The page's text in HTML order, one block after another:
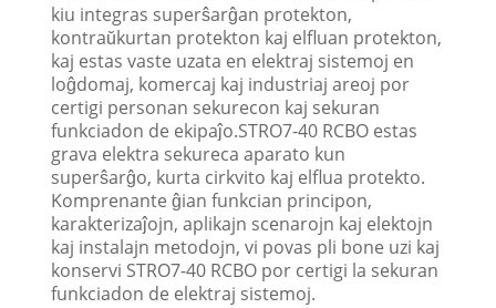
kiu integras superŝarĝan protekton,
kontraŭkurtan protekton kaj elfluan protekton,
kaj estas vaste uzata en elektraj sistemoj en
loĝdomaj, komercaj kaj industriaj areoj por
certigi personan sekurecon kaj sekuran
funkciadon de ekipaĵo.STRO7-40 RCBO estas
grava elektra sekureca aparato kun
superŝarĝo, kurta cirkvito kaj elflua protekto.
Komprenante ĝian funkcian principon,
karakterizaĵojn, aplikajn scenarojn kaj elektojn
kaj instalajn metodojn, vi povas pli bone uzi kaj
konservi STRO7-40 RCBO por certigi la sekuran
funkciadon de elektraj sistemoj.